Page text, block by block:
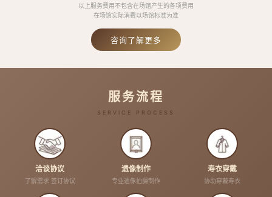
以上服务费用不包含在场馆产生的各项费用
在场馆实际消费以场馆标准为准
咨询了解更多
服务流程
SERVICE PROCESS
洽谈协议
了解需求 签订协议
遗像制作
专业遗像拍摄制作
寿衣穿戴
协助穿戴寿衣